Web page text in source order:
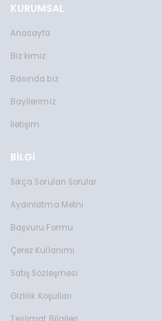
KURUMSAL
Anasayfa
Biz kimiz
Basında biz
Bayilerimiz
İletişim
BİLGİ
Sıkça Sorulan Sorular
Aydınlatma Metni
Başvuru Formu
Çerez Kullanımı
Satış Sözleşmesi
Gizlilik Koşulları